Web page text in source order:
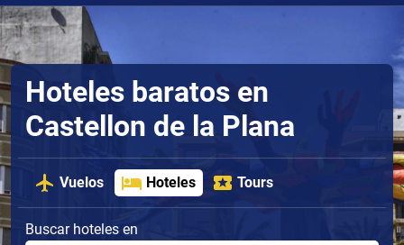
Hoteles baratos en
Castellon de la Plana
Vuelos Hoteles Tours
Buscar hoteles en